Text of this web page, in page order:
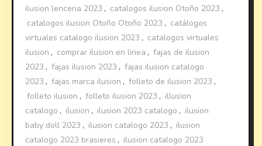
ilusion lenceria 2023 , catalogos ilusion Otoño 2023 ,
catalogos ilusion Otoño Otoño 2023 , catálogos
virtuales catalogo ilusion 2023 , catalogos virtuales
ilusion , comprar ilusion en linea , fajas de ilusion
2023 , fajas ilusion 2023 , fajas ilusion catalogo
2023 , fajas marca ilusion , folleto de ilusion 2023 ,
folleto ilusion , folleto ilusion 2023 , illusion
catalogo , ilusion , ilusion 2023 catalogo , ilusion
baby doll 2023 , ilusion catalogo 2023 , ilusion
catalogo 2023 brasieres , ilusion catalogo 2023